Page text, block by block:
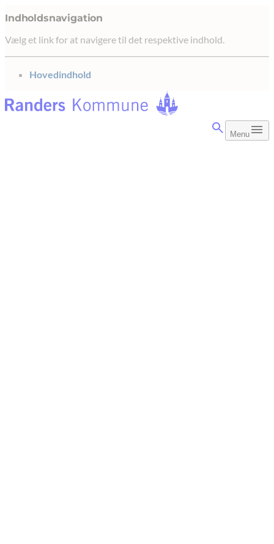
Indholdsnavigation
Vælg et link for at navigere til det respektive indhold.
gå til
Hovedindhold
Menu